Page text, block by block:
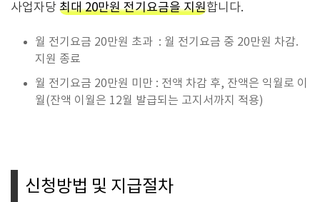
사업자당 최대 20만원 전기요금을 지원합니다.
월 전기요금 20만원 초과 : 월 전기요금 중 20만원 차감.
지원 종료
월 전기요금 20만원 미만 : 전액 차감 후, 잔액은 익월로 이
월(잔액 이월은 12월 발급되는 고지서까지 적용)
신청방법 및 지급절차